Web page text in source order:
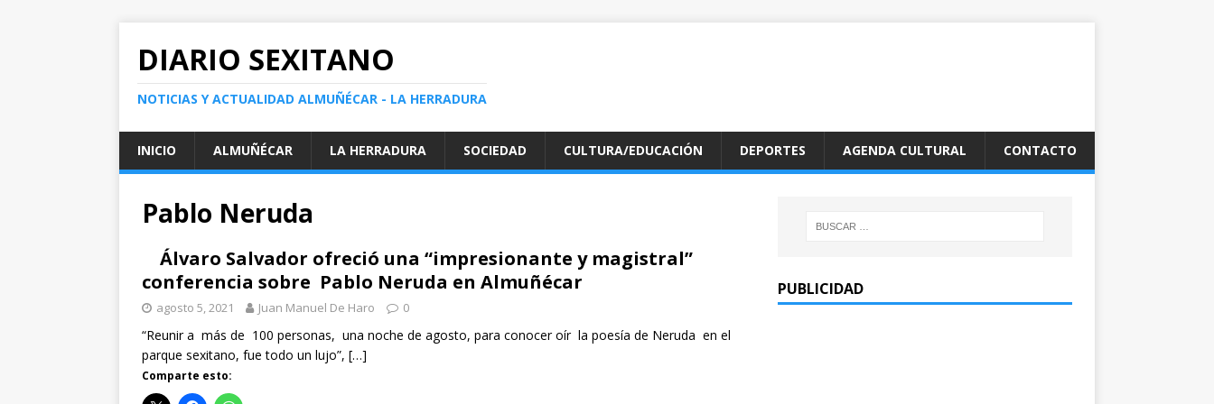
DIARIO SEXITANO
NOTICIAS Y ACTUALIDAD ALMUÑÉCAR - LA HERRADURA
INICIO ALMUÑÉCAR LA HERRADURA SOCIEDAD CULTURA/EDUCACIÓN DEPORTES AGENDA CULTURAL CONTACTO
Pablo Neruda
Álvaro Salvador ofreció una “impresionante y magistral”
conferencia sobre Pablo Neruda en Almuñécar
agosto 5, 2021 Juan Manuel De Haro 0
“Reunir a más de 100 personas, una noche de agosto, para conocer oír la poesía de Neruda en el
parque sexitano, fue todo un lujo”, […]
Comparte esto:
PUBLICIDAD